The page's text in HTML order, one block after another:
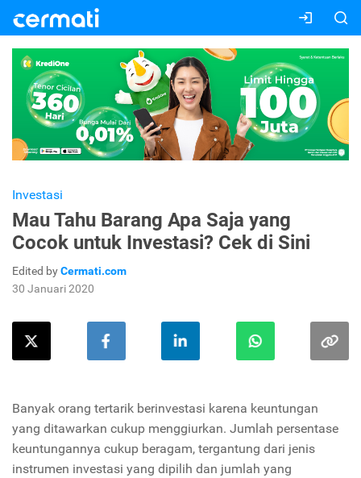
Investasi
Mau Tahu Barang Apa Saja yang
Cocok untuk Investasi? Cek di Sini
Edited byCermati.com
30 Januari 2020
Banyak orang tertarik berinvestasi karena keuntungan
yang ditawarkan cukup menggiurkan. Jumlah persentase
keuntungannya cukup beragam, tergantung dari jenis
instrumen investasi yang dipilih dan jumlah yang